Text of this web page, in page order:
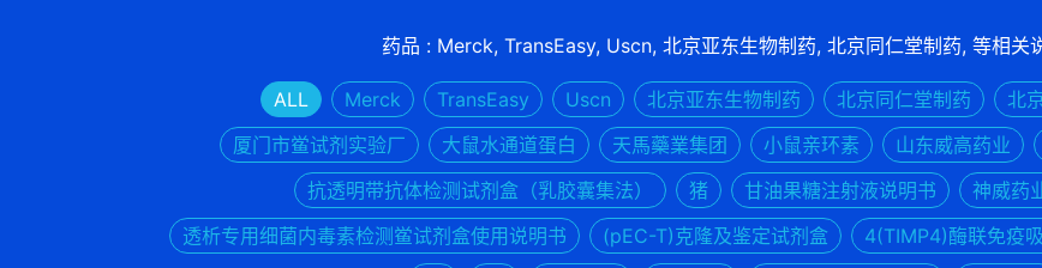
药品 : Merck, TransEasy, Uscn, 北京亚东生物制药, 北京同仁堂制药, 等相关
ALL Merck TransEasy Uscn 北京亚东生物制药 北京同仁堂制药 北
厦门市鲎试剂实验厂
大鼠水通道蛋白 天馬藥業集团 小鼠亲环素 山东威高药业
抗透明带抗体检测试剂盒（乳胶囊集法）
猪 甘油果糖注射液说明书 神威药
透析专用细菌内毒素检测鲎试剂盒使用说明书
(pEC-T)克隆及鉴定试剂盒 4(TIMP4)酶联免疫